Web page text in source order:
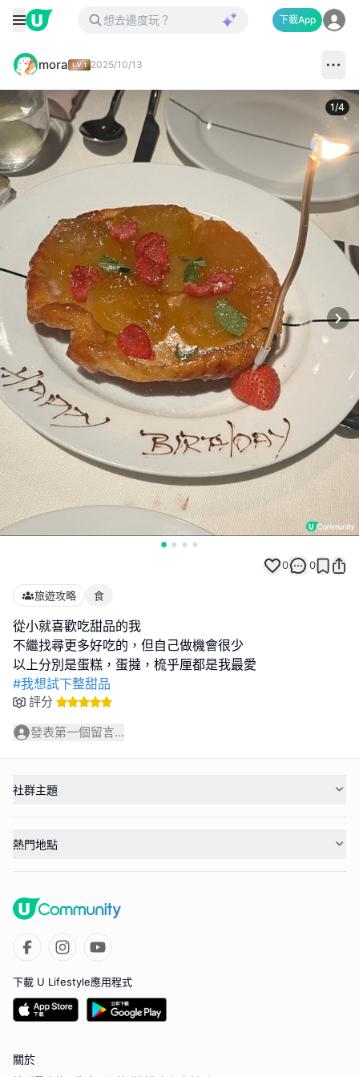
下載App
mora 2025/10/13
1/4
0 0
旅遊攻略 食
從小就喜歡吃甜品的我
不繼找尋更多好吃的，但自己做機會很少
#我想試下整甜品
評分
發表第一個留言...
社群主題
熱門地點
下載 U Lifestyle應用程式
關於